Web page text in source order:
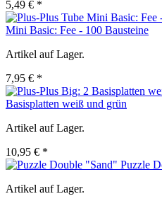
5,49 € *
Mini Basic: Fee - 100 Bausteine
Artikel auf Lager.
7,95 € *
Basisplatten weiß und grün
Artikel auf Lager.
10,95 € *
Puzzle
Artikel auf Lager.